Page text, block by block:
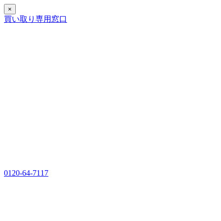
×
買い取り専用窓口
0120-64-7117